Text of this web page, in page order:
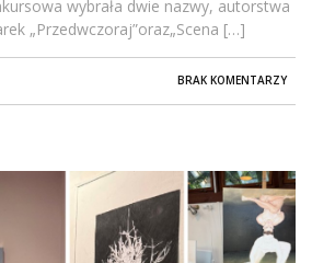
wybrała dwie nazwy, autorstwa
„Przedwczoraj”oraz„Scena […]
BRAK KOMENTARZY